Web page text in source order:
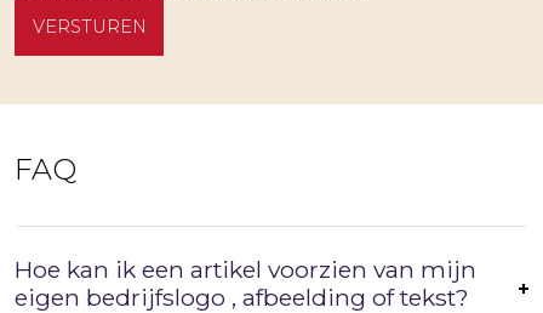
FAQ
Hoe kan ik een artikel voorzien van mijn
eigen bedrijfslogo , afbeelding of tekst?